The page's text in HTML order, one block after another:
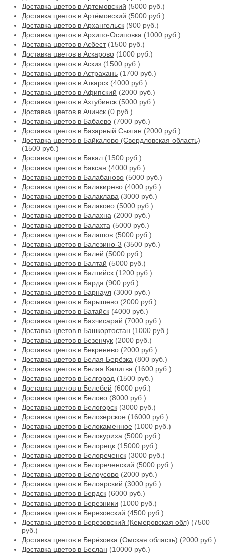
Доставка цветов в Артемовский (5000 руб.)
Доставка цветов в Артёмовский (5000 руб.)
Доставка цветов в Архангельск (900 руб.)
Доставка цветов в Архипо-Осиповка (1000 руб.)
Доставка цветов в Асбест(1500 руб.)
Доставка цветов в Аскарово (1000 руб.)
Доставка цветов в Аскиз (1500 руб.)
Доставка цветов в Астрахань (1700 руб.)
Доставка цветов в Аткарск (4000 руб.)
Доставка цветов в Афипский (2000 руб.)
Доставка цветов в Ахтубинск (5000 руб.)
Доставка цветов в Ачинск (0 руб.)
Доставка цветов в Бабаево (7000 руб.)
Доставка цветов в Базарный Сызган (2000 руб.)
Доставка цветов в Байкалово (Свердловская область)
(1500 руб.)
Доставка цветов в Бакал (1500 руб.)
Доставка цветов в Баксан (4000 руб.)
Доставка цветов в Балабаново (5000 руб.)
Доставка цветов в Балакирево (4000 руб.)
Доставка цветов в Балаклава (3000 руб.)
Доставка цветов в Балаково (5000 руб.)
Доставка цветов в Балахна (2000 руб.)
Доставка цветов в Балахта (5000 руб.)
Доставка цветов в Балашов (5000 руб.)
Доставка цветов в Балезино-3 (3500 руб.)
Доставка цветов в Балей (5000 руб.)
Доставка цветов в Балтай (5000 руб.)
Доставка цветов в Балтийск (1200 руб.)
Доставка цветов в Барда (900 руб.)
Доставка цветов в Барнаул (3000 руб.)
Доставка цветов в Барышево (2000 руб.)
Доставка цветов в Батайск (4000 руб.)
Доставка цветов в Бахчисарай (7000 руб.)
Доставка цветов в Башкортостан (1000 руб.)
Доставка цветов в Безенчук (2000 руб.)
Доставка цветов в Бекренево (2000 руб.)
Доставка цветов в Белая Берёзка (800 руб.)
Доставка цветов в Белая Калитва (1600 руб.)
Доставка цветов в Белгород (1500 руб.)
Доставка цветов в Белебей (6000 руб.)
Доставка цветов в Белово (8000 руб.)
Доставка цветов в Белогорск (3000 руб.)
Доставка цветов в Белозерское (16000 руб.)
Доставка цветов в Белокаменное (1000 руб.)
Доставка цветов в Белокуриха (5000 руб.)
Доставка цветов в Белорецк (15000 руб.)
Доставка цветов в Белореченск (3000 руб.)
Доставка цветов в Белореченский (5000 руб.)
Доставка цветов в Белоусово (2000 руб.)
Доставка цветов в Белоярский (3000 руб.)
Доставка цветов в Бердск (6000 руб.)
Доставка цветов в Березники (1000 руб.)
Доставка цветов в Березовский (4500 руб.)
Доставка цветов в Березовский (Кемеровская обл) (7500
руб.)
Доставка цветов в Берёзовка (Омская область) (2000 руб.)
Доставка цветов в Беслан (10000 руб.)